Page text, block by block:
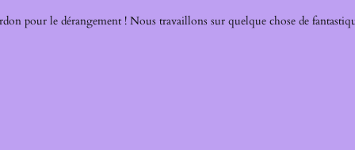
pour le dérangement ! Nous travaillons sur quelque chose de